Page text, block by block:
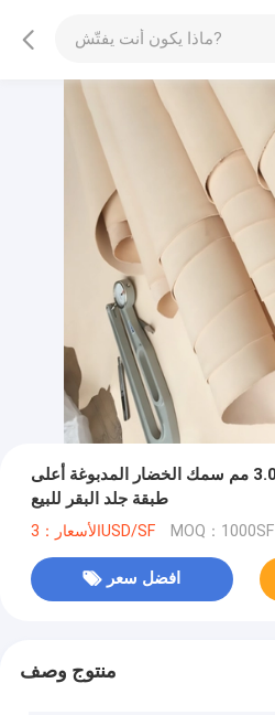
الصين مورد إيطالي 1.0-3.0 مم سمك الخضار المدبوغة أعلى
طبقة جلد البقر للبيع
الأسعار：3USD/SF MOQ：1000SF
افضل سعر
منتوج وصف